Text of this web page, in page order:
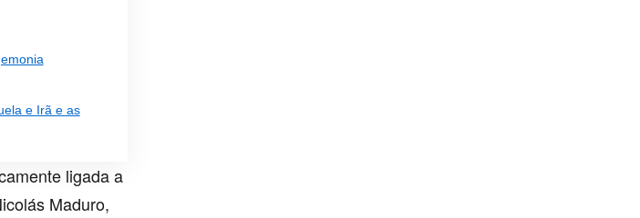
e Irã e as
ligada a
Maduro,